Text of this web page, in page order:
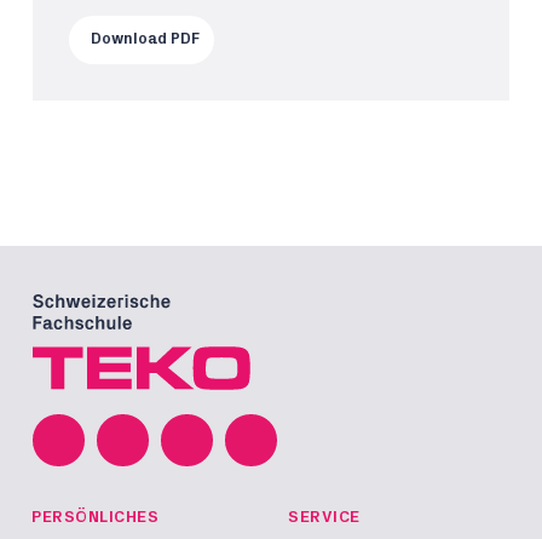
Download PDF
PERSÖNLICHES SERVICE